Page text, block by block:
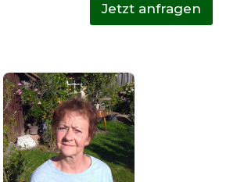
Jetzt anfragen